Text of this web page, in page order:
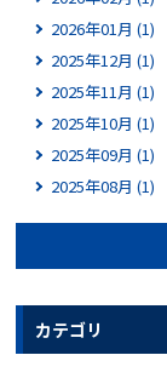
2026年01月 (1)
2025年12月 (1)
2025年11月 (1)
2025年10月 (1)
2025年09月 (1)
2025年08月 (1)
カテゴリ